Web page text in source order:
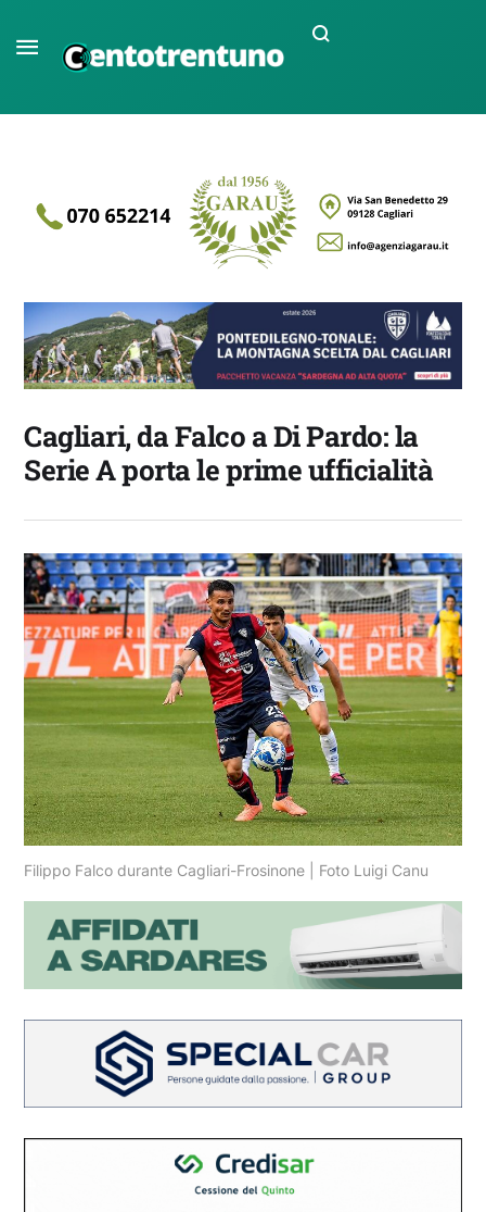
Cagliari, da Falco a Di Pardo: la
Serie A porta le prime ufficialità
Filippo Falco durante Cagliari-Frosinone | Foto Luigi Canu